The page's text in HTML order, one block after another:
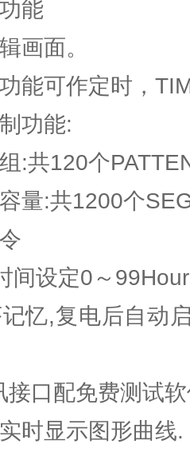
能
画面。
能可作定时，
功能:
:共120个
量:共1200个
间设定0～
忆,复电后自动
接口配免费测试
时显示图形曲线.